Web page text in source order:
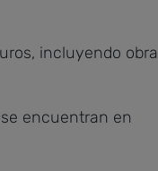
incluyendo obra
encuentran en